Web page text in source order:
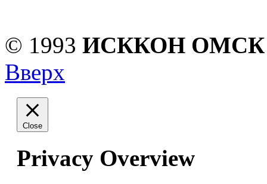
© 1993 ИСККОН ОМСК
Вверх
Close
Privacy Overview